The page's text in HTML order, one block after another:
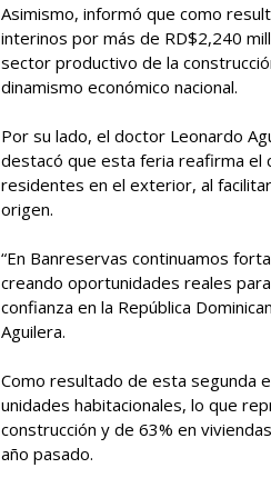
Asimismo, informó que como
interinos por más de RD$2,240
sector productivo de la
dinamismo económico nacional.
Por su lado, el doctor Leonardo
destacó que esta feria reafirma el
residentes en el exterior, al
origen.
“En Banreservas continuamos
creando oportunidades reales
confianza en la República
Aguilera.
Como resultado de esta segunda
unidades habitacionales, lo que
construcción y de 63% en
año pasado.